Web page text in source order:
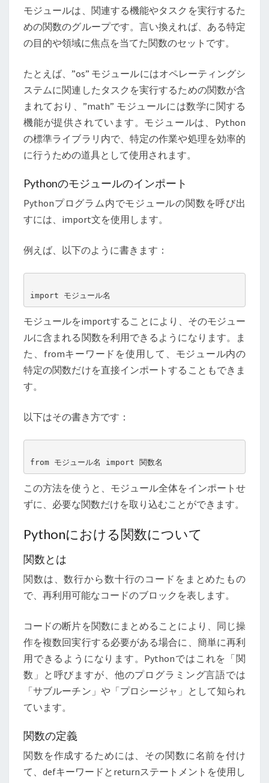
モジュールは、関連する機能やタスクを実行するた
めの関数のグループです。言い換えれば、ある特定
の目的や領域に焦点を当てた関数のセットです。
たとえば、”os” モジュールにはオペレーティングシ
ステムに関連したタスクを実行するための関数が含
まれており、”math” モジュールには数学に関する
機能が提供されています。モジュールは、Python
の標準ライブラリ内で、特定の作業や処理を効率的
に行うための道具として使用されます。
Pythonのモジュールのインポート
Pythonプログラム内でモジュールの関数を呼び出
すには、import文を使用します。
例えば、以下のように書きます：
モジュールをimportすることにより、そのモジュー
ルに含まれる関数を利用できるようになります。ま
た、fromキーワードを使用して、モジュール内の
特定の関数だけを直接インポートすることもできま
す。
以下はその書き方です：
この方法を使うと、モジュール全体をインポートせ
ずに、必要な関数だけを取り込むことができます。
Pythonにおける関数について
関数とは
関数は、数行から数十行のコードをまとめたもの
で、再利用可能なコードのブロックを表します。
コードの断片を関数にまとめることにより、同じ操
作を複数回実行する必要がある場合に、簡単に再利
用できるようになります。Pythonではこれを「関
数」と呼びますが、他のプログラミング言語では
「サブルーチン」や「プロシージャ」として知られ
ています。
関数の定義
関数を作成するためには、その関数に名前を付け
て、defキーワードとreturnステートメントを使用し